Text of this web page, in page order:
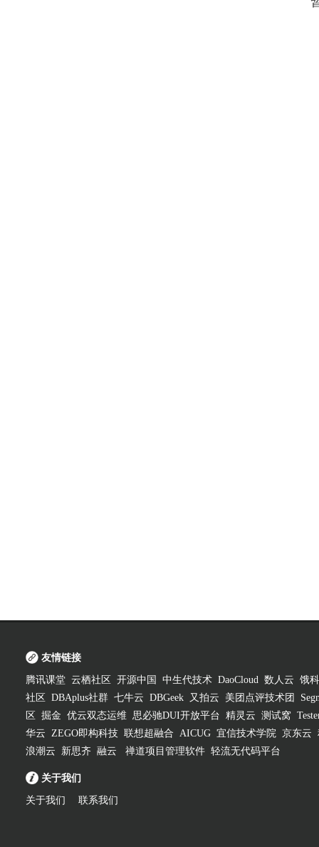
友情链接
腾讯课堂 云栖社区 开源中国 中生代技术 DaoCloud 数人云 饿
社区
DBAplus社群 七牛云 DBGeek 又拍云 美团点评技术团
区
掘金 优云双态运维 思必驰DUI开放平台 精灵云 测试窝
华云 ZEGO即构科技 联想超融合 AICUG 宜信技术学院 京东云
浪潮云
新思齐 融云 禅道项目管理软件 轻流无代码平台
关于我们
关于我们 联系我们